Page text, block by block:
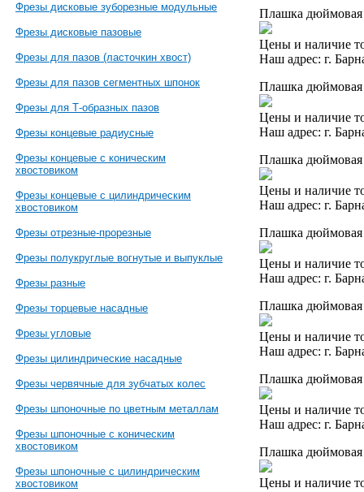
Фрезы дисковые зуборезные модульные
Фрезы дисковые пазовые
Фрезы для пазов (ласточкин хвост)
Фрезы для пазов сегментных шпонок
Фрезы для Т-образных пазов
Фрезы концевые радиусные
Фрезы концевые с коническим
хвостовиком
Фрезы концевые с цилиндрическим
хвостовиком
Фрезы отрезные-прорезные
Фрезы полукруглые вогнутые и выпуклые
Фрезы разные
Фрезы торцевые насадные
Фрезы угловые
Фрезы цилиндрические насадные
Фрезы червячные для зубчатых колес
Фрезы шпоночные по цветным металлам
Фрезы шпоночные с коническим
хвостовиком
Фрезы шпоночные с цилиндрическим
хвостовиком
Плашка
Цены и наличие
Наш адрес: г.
Плашка
Цены и наличие
Наш адрес: г.
Плашка
Цены и наличие
Наш адрес: г.
Плашка
Цены и наличие
Наш адрес: г.
Плашка
Цены и наличие
Наш адрес: г.
Плашка
Цены и наличие
Наш адрес: г.
Плашка
Цены и наличие